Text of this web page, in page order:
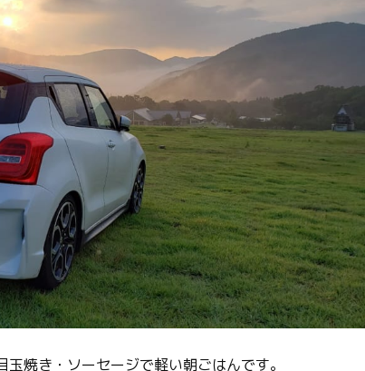
焼き・ソーセージで軽い朝ごはんです。